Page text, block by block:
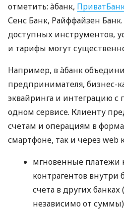
отметить: àбанк,
Сенс Банк, Райффайзен
доступных инструментов,
и тарифы могут
Например, в àбанк
предпринимателя, бизнес-
эквайринга и интеграцию
одном сервисе. Клиенту
счетам и операциям в
смартфоне, так и через web
мгновенные платежи
контрагентов внутри
счета в других банках
независимо от